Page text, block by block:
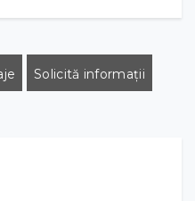
Solicită informații